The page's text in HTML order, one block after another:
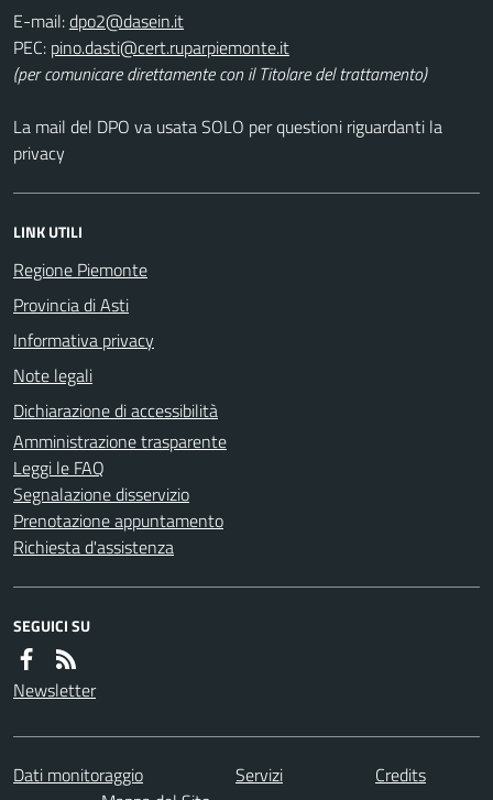
E-mail:
PEC:
(per comunicare direttamente con il Titolare del trattamento)
La mail del DPO va usata SOLO per questioni riguardanti la
privacy
LINK UTILI
Regione Piemonte
Provincia di Asti
Informativa privacy
Note legali
Dichiarazione di accessibilità
Amministrazione trasparente
Leggi le FAQ
Segnalazione disservizio
Prenotazione appuntamento
Richiesta d'assistenza
SEGUICI SU
Newsletter
Dati monitoraggio Servizi
Credits